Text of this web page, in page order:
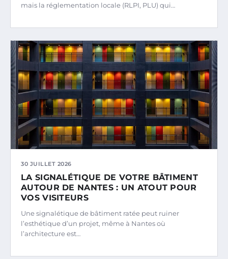
mais la réglementation locale (RLPI, PLU) qui…
30 JUILLET 2026
LA SIGNALÉTIQUE DE VOTRE BÂTIMENT
AUTOUR DE NANTES : UN ATOUT POUR
VOS VISITEURS
Une signalétique de bâtiment ratée peut ruiner
l’esthétique d’un projet, même à Nantes où
l’architecture est…